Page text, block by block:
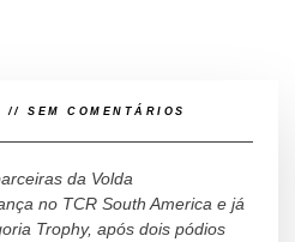
// SEM COMENTÁRIOS
da Volda
no TCR South America e já
Trophy, após dois pódios